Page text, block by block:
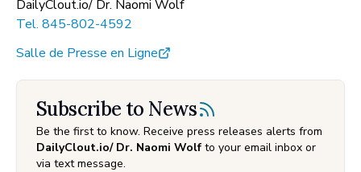
DailyClout.io/ Dr. Naomi Wolf
Tel. 845-802-4592
Salle de Presse en Ligne
Subscribe to News
Be the first to know. Receive press releases alerts from
DailyClout.io/ Dr. Naomi Wolf to your email inbox or
via text message.